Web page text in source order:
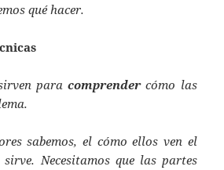
qué hacer.
para comprendercómo las
sabemos, el cómo ellos ven el
Necesitamos que las partes